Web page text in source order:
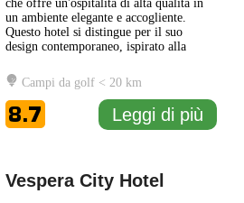
che offre un'ospitalità di alta qualità in
un ambiente elegante e accogliente.
Questo hotel si distingue per il suo
design contemporaneo, ispirato alla
unica, perfetta per chi cerca un
soggiorno confortevole e rilassante. Gli
ospiti possono approfittare di una serie
di servizi pensati
... Leggi di più
Campi da golf < 20 km
8.7 Leggi di più
Vespera City Hotel